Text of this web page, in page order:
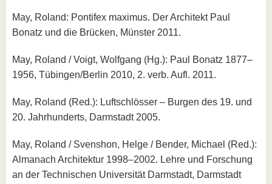
May, Roland: Pontifex maximus. Der Architekt Paul
Bonatz und die Brücken, Münster 2011.
May, Roland / Voigt, Wolfgang (Hg.): Paul Bonatz 1877–
1956, Tübingen/Berlin 2010, 2. verb. Aufl. 2011.
May, Roland (Red.): Luftschlösser – Burgen des 19. und
20. Jahrhunderts, Darmstadt 2005.
May, Roland / Svenshon, Helge / Bender, Michael (Red.):
Almanach Architektur 1998–2002. Lehre und Forschung
an der Technischen Universität Darmstadt, Darmstadt